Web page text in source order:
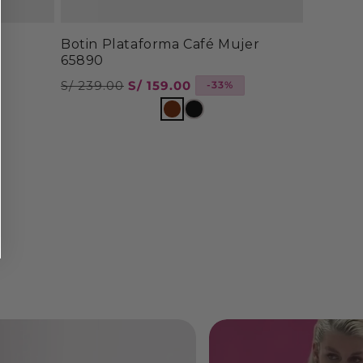
Botin Plataforma Café Mujer
65890
Precio
S/ 239.00 Precio
oferta
S/ 159.00 -33%